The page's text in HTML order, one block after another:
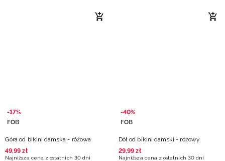
-17%
FOB
Góra od bikini damska - różowa
49,99 zł
Najniższa cena z ostatnich 30 dni
-40%
FOB
Dół od bikini damski - różowy
29,99 zł
Najniższa cena z ostatnich 30 dni